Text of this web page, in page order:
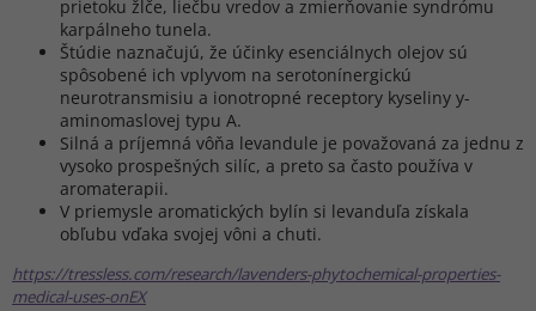
prietoku žlče, liečbu vredov a zmierňovanie syndrómu
karpálneho tunela.
Štúdie naznačujú, že účinky esenciálnych olejov sú
spôsobené ich vplyvom na serotonínergickú
neurotransmisiu a ionotropné receptory kyseliny y-
aminomaslovej typu A.
Silná a príjemná vôňa levandule je považovaná za jednu z
vysoko prospešných silíc, a preto sa často používa v
aromaterapii.
V priemysle aromatických bylín si levanduľa získala
obľubu vďaka svojej vôni a chuti.
https://tressless.com/research/lavenders-phytochemical-properties-
medical-uses-onEX